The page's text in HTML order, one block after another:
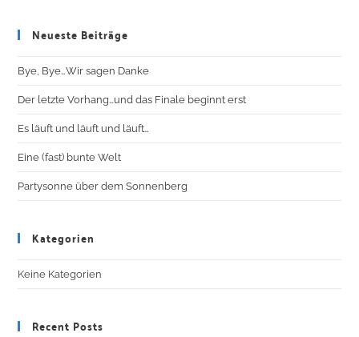
Neueste Beiträge
Bye, Bye…Wir sagen Danke
Der letzte Vorhang…und das Finale beginnt erst
Es läuft und läuft und läuft…
Eine (fast) bunte Welt
Partysonne über dem Sonnenberg
Kategorien
Keine Kategorien
Recent Posts